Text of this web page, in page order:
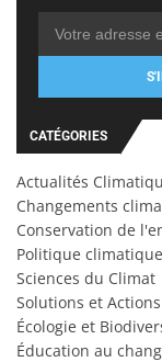
CATÉGORIES
Actualités
Changements
Conservation de
Politique climatique
Sciences du Climat
Solutions et Actions
Écologie et
Éducation au